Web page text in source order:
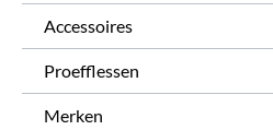
Accessoires
Proefflessen
Merken